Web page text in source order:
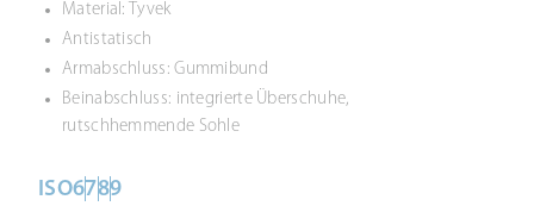
Material: Tyvek
Antistatisch
Armabschluss: Gummibund
Beinabschluss: integrierte Überschuhe,
rutschhemmende Sohle
ISO6789